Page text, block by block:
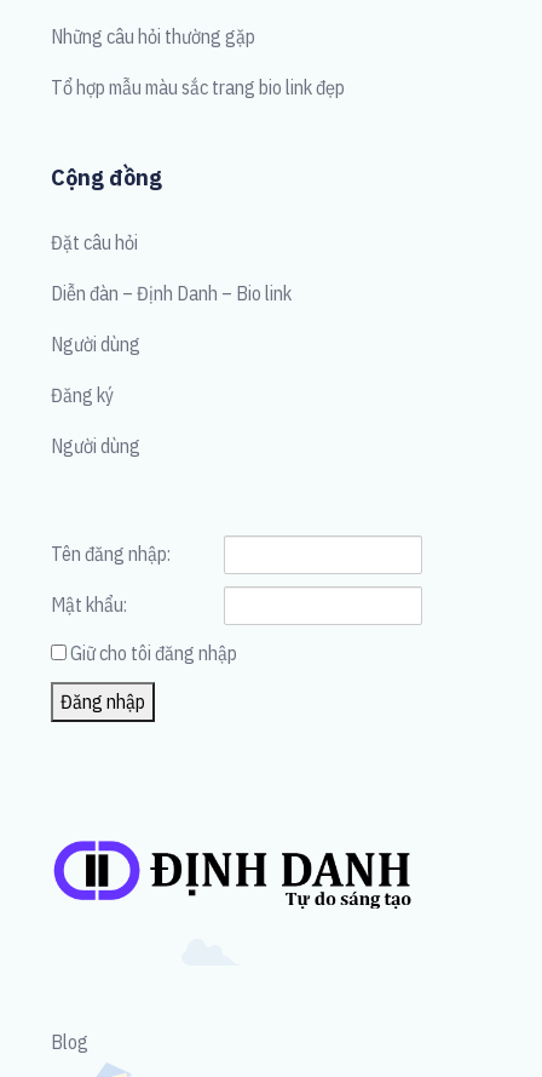
Những câu hỏi thường gặp
Tổ hợp mẫu màu sắc trang bio link đẹp
Cộng đồng
Đặt câu hỏi
Diễn đàn – Định Danh – Bio link
Người dùng
Đăng ký
Người dùng
Tên đăng nhập:
Mật khẩu:
Giữ cho tôi đăng nhập
Đăng nhập
Blog